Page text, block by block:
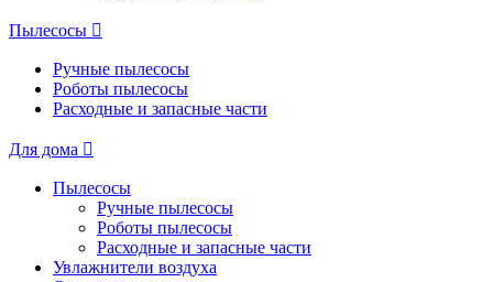
Пылесосы
Ручные пылесосы
Роботы пылесосы
Расходные и запасные части
Для дома
Пылесосы
Ручные пылесосы
Роботы пылесосы
Расходные и запасные части
Увлажнители воздуха